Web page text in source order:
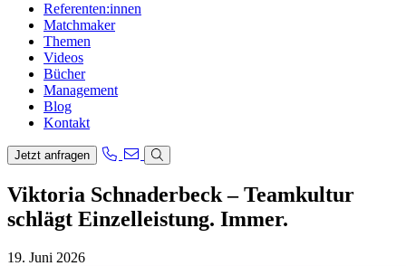
Referenten:innen
Matchmaker
Themen
Videos
Bücher
Management
Blog
Kontakt
Jetzt anfragen
Viktoria Schnaderbeck – Teamkultur
schlägt Einzelleistung. Immer.
19. Juni 2026